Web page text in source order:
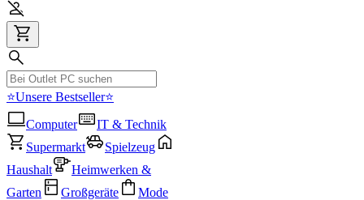
⭐Unsere Bestseller⭐
Computer
IT & Technik
Supermarkt
Spielzeug
Haushalt
Heimwerken &
Garten
Großgeräte Mode